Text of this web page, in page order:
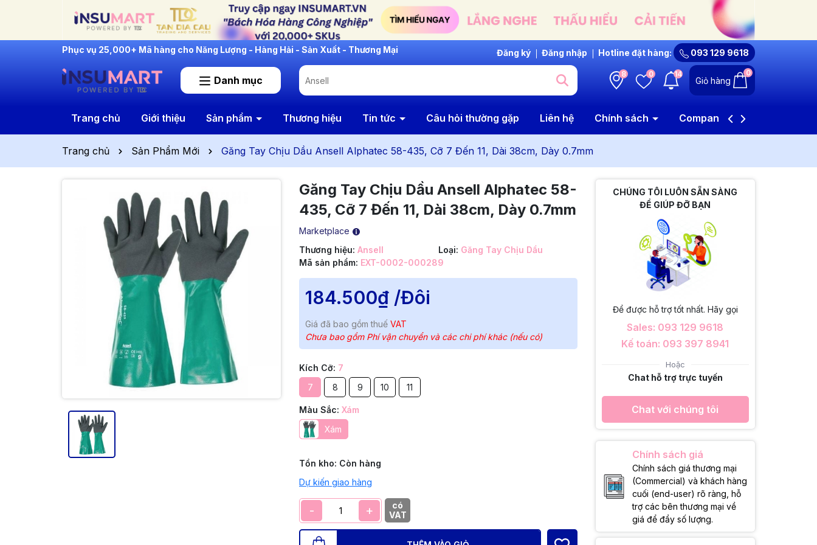
INSUMART: Lắng Nghe - Thấu Hiểu - Cải Tiến Đăng ký Đăng nhập Hotline đặt hàng: 093 129 9618
Danh mục
8 0 14
Giỏ hàng
0
Trang chủ Giới thiệu Sản phẩm Thương hiệu Tin tức Câu hỏi thường gặp Liên hệ Chính sách Company Profile
Trang chủ Sản Phẩm Mới Găng Tay Chịu Dầu Ansell Alphatec 58-435, Cỡ 7 Đến 11, Dài 38cm, Dày 0.7mm
Găng Tay Chịu Dầu Ansell Alphatec 58-
435, Cỡ 7 Đến 11, Dài 38cm, Dày 0.7mm
Marketplace
Thương hiệu: Ansell Loại: Găng Tay Chịu Dầu
Mã sản phẩm: EXT-0002-000289
184.500₫ /Đôi
Giá đã bao gồm thuế VAT
Chưa bao gồm Phí vận chuyển và các chi phí khác (nếu có)
Kích Cỡ: 7
7
8 9 10 11
Màu Sắc: Xám
Xám
Tồn kho: Còn hàng
Dự kiến giao hàng
- +
có
VAT
CHÚNG TÔI LUÔN SẴN SÀNG
ĐỂ GIÚP ĐỠ BẠN
Để được hỗ trợ tốt nhất. Hãy gọi
Sales: 093 129 9618
Kế toán: 093 397 8941
Hoặc
Chat hỗ trợ trực tuyến
Chat với chúng tôi
Chính sách giá
Chính sách giá thương mại
(Commercial) và khách hàng
cuối (end-user) rõ ràng, hỗ
trợ các bên thương mại về
giá để đẩy số lượng.